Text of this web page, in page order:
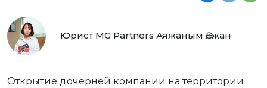
Юрист MG Partners Аяжаным Әлжан
Открытие дочерней компании на территории